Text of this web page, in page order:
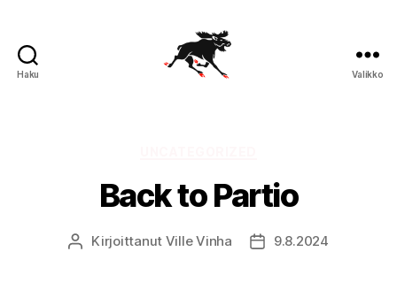
Haku Valikko
Back to Partio
Kirjoittaja
Kirjoittanut Ville Vinha Julkaisupäivämäärä
9.8.2024